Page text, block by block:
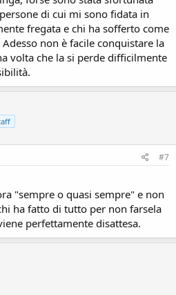
di cui mi sono fidata in
fregata e chi ha sofferto come
non è facile conquistare la
volta che la si perde difficilmente
#7
"sempre o quasi sempre" e non
ha fatto di tutto per non farsela
perfettamente disattesa.